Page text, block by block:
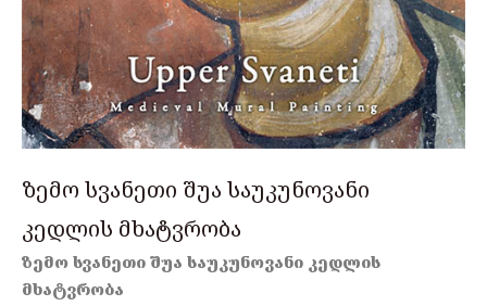
ზემო სვანეთი შუა საუკუნოვანი
კედლის მხატვრობა
ზემო სვანეთი შუა საუკუნოვანი კედლის
მხატვრობა